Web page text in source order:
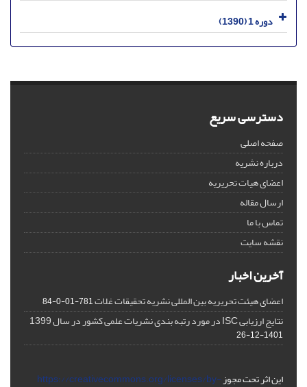
دوره 1 (1390)
دسترسی سریع
صفحه اصلی
درباره نشریه
اعضای هیات تحریریه
ارسال مقاله
تماس با ما
نقشه سایت
آخرین اخبار
اعضای هیئت تحریریه بین المللی نشریه تحقیقات غلات781-01-0-84
نتایج ارزیابی ISC در مورد رتبه بندی نشریات علمی کشور در سال 1399
1401-12-26
این اثر تحت مجوزhttps://creativecommons.org/licenses/by-